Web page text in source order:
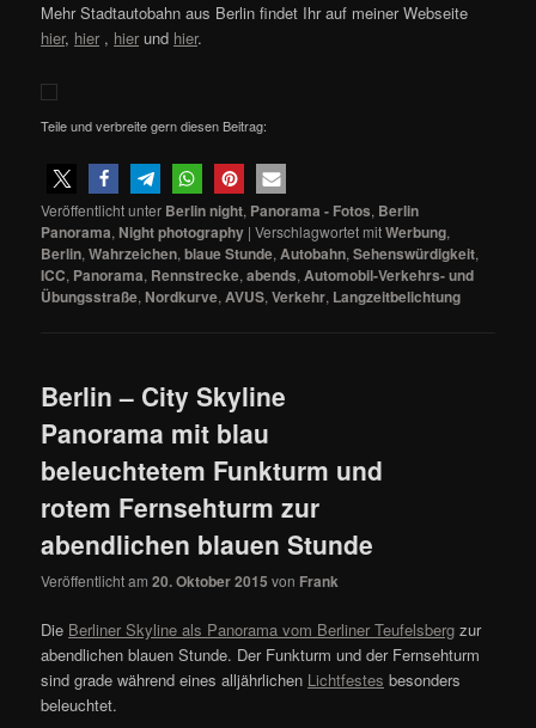
Mehr Stadtautobahn aus Berlin findet Ihr auf meiner Webseite
hier, hier , hier und hier.
Teile und verbreite gern diesen Beitrag:
Veröffentlicht unter Berlin night, Panorama - Fotos, Berlin
Panorama, Night photography |Verschlagwortet mitWerbung,
Berlin,Wahrzeichen,blaue Stunde, Autobahn,Sehenswürdigkeit,
ICC, Panorama, Rennstrecke,abends, Automobil-Verkehrs- und
Übungsstraße, Nordkurve, AVUS,Verkehr, Langzeitbelichtung
Berlin – City Skyline
Panorama mit blau
beleuchtetem Funkturm und
rotem Fernsehturm zur
abendlichen blauen Stunde
Veröffentlicht am20. Oktober 2015 von Frank
Die Berliner Skyline als Panorama vom Berliner Teufelsberg zur
abendlichen blauen Stunde. Der Funkturm und der Fernsehturm
sind grade während eines alljährlichen Lichtfestes besonders
beleuchtet.